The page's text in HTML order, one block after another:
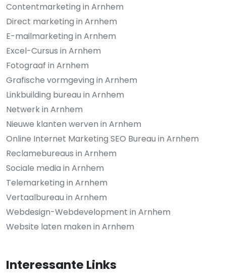
Contentmarketing in Arnhem
Direct marketing in Arnhem
E-mailmarketing in Arnhem
Excel-Cursus in Arnhem
Fotograaf in Arnhem
Grafische vormgeving in Arnhem
Linkbuilding bureau in Arnhem
Netwerk in Arnhem
Nieuwe klanten werven in Arnhem
Online Internet Marketing SEO Bureau in Arnhem
Reclamebureaus in Arnhem
Sociale media in Arnhem
Telemarketing in Arnhem
Vertaalbureau in Arnhem
Webdesign-Webdevelopment in Arnhem
Website laten maken in Arnhem
Interessante Links